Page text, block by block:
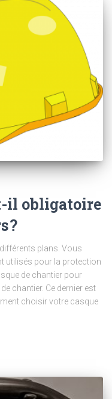
il obligatoire
?
plans. Vous
utilisés pour la protection
de chantier pour
chantier. Ce dernier est
choisir votre casque